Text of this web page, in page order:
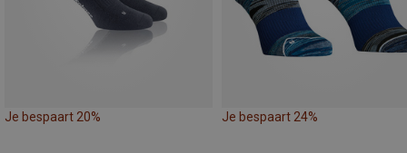
Je bespaart 20% Je bespaart 24%